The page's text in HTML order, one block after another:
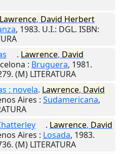
Lawrence, David Herbert
, 1983. U.I.: DGL. ISBN:
. Lawrence, David
: Bruguera, 1981.
(M) LITERATURA
: novela. Lawrence, David
Aires : Sudamericana,
. Lawrence, David
Aires : Losada, 1983.
(M) LITERATURA